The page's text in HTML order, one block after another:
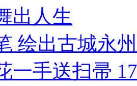
出人生
绘出古城永
一手送扫帚